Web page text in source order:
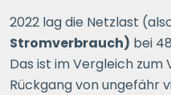
2022 lag die Netzlast
Stromverbrauch) bei
Das ist im Vergleich
Rückgang von ungefähr